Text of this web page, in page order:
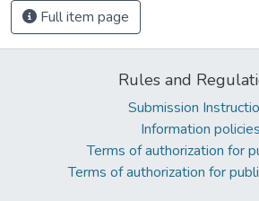
Full item page
Rules and
Submission
Information policies
Terms of authorization for
Terms of authorization for